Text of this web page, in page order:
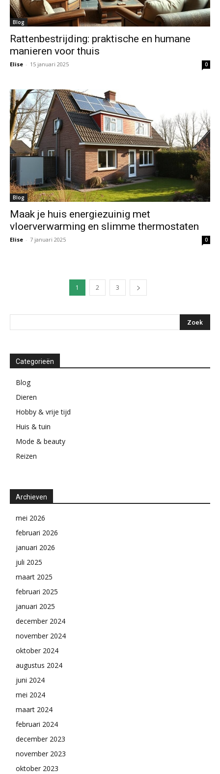
Blog
Rattenbestrijding: praktische en humane
manieren voor thuis
Elise - 15 januari 2025 0
Blog
Maak je huis energiezuinig met
vloerverwarming en slimme thermostaten
Elise - 7 januari 2025 0
1 2 3
Categorieën
Blog
Dieren
Hobby & vrije tijd
Huis & tuin
Mode & beauty
Reizen
Archieven
mei 2026
februari 2026
januari 2026
juli 2025
maart 2025
februari 2025
januari 2025
december 2024
november 2024
oktober 2024
augustus 2024
juni 2024
mei 2024
maart 2024
februari 2024
december 2023
november 2023
oktober 2023